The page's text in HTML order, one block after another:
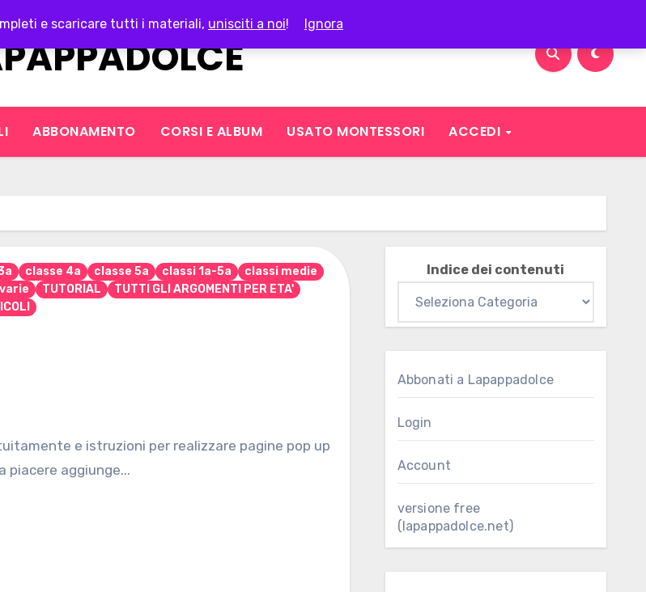
e scaricare tutti i materiali, unisciti a noi! Ignora
ABBONAMENTO CORSI E ALBUM USATO MONTESSORI ACCEDI
classe 4a classe 5a classi 1a-5a
classi medie
TUTORIAL
TUTTI GLI ARGOMENTI PER ETA'
piacere aggiunge...
Indice dei contenuti
Abbonati a Lapappadolce
Login
Account
versione free
(lapappadolce.net)